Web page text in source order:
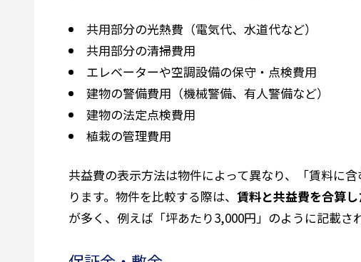
共用部分の光熱費（電気代、水道代など）
共用部分の清掃費用
エレベーターや空調設備の保守・点検費用
建物の警備費用（機械警備、有人警備など）
建物の法定点検費用
植栽の管理費用
共益費の表示方法は物件によって異なり、「賃料に
ります。物件を比較する際は、 賃料と共益費を合算
が多く、例えば「坪あたり3,000円」のように記載され